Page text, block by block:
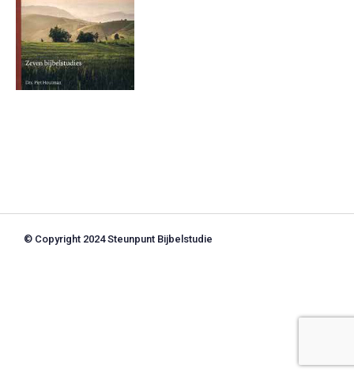
© Copyright 2024 Steunpunt Bijbelstudie